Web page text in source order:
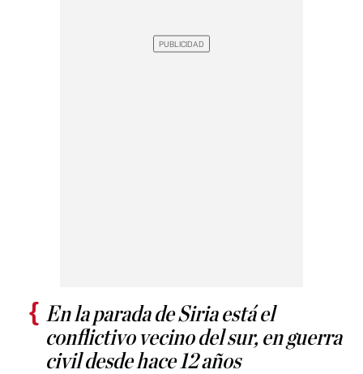
En la parada de Siria está el
conflictivo vecino del sur, en guerra
civil desde hace 12 años